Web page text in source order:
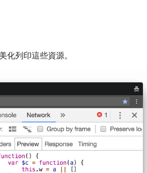
化列印這些資源。